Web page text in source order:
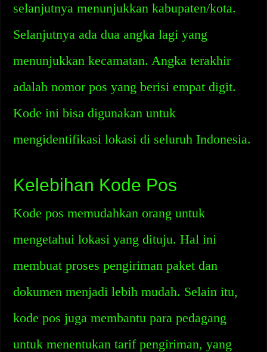
selanjutnya menunjukkan kabupaten/kota.
Selanjutnya ada dua angka lagi yang
menunjukkan kecamatan. Angka terakhir
adalah nomor pos yang berisi empat digit.
Kode ini bisa digunakan untuk
mengidentifikasi lokasi di seluruh Indonesia.
Kelebihan Kode Pos
Kode pos memudahkan orang untuk
mengetahui lokasi yang dituju. Hal ini
membuat proses pengiriman paket dan
dokumen menjadi lebih mudah. Selain itu,
kode pos juga membantu para pedagang
untuk menentukan tarif pengiriman, yang